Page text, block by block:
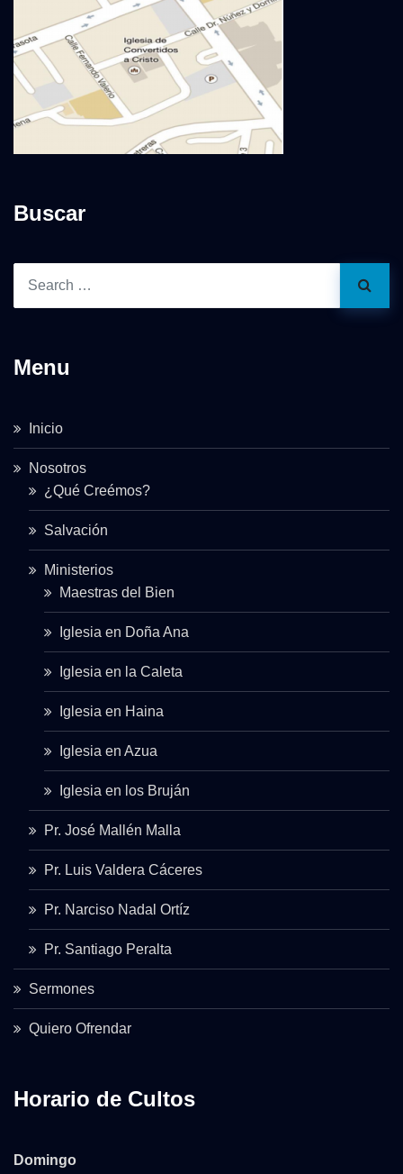
Buscar
Menu
Inicio
Nosotros
¿Qué Creémos?
Salvación
Ministerios
Maestras del Bien
Iglesia en Doña Ana
Iglesia en la Caleta
Iglesia en Haina
Iglesia en Azua
Iglesia en los Bruján
Pr. José Mallén Malla
Pr. Luis Valdera Cáceres
Pr. Narciso Nadal Ortíz
Pr. Santiago Peralta
Sermones
Quiero Ofrendar
Horario de Cultos
Domingo